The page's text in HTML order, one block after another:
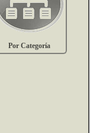
Por Categoría